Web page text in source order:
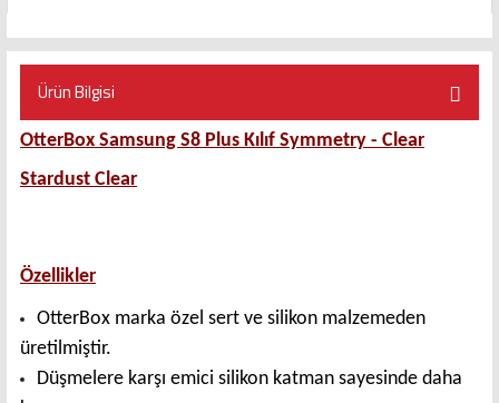
Ürün Bilgisi
OtterBox Samsung S8 Plus Kılıf Symmetry - Clear
Stardust Clear
Özellikler
OtterBox marka özel sert ve silikon malzemeden
üretilmiştir.
Düşmelere karşı emici silikon katman sayesinde daha